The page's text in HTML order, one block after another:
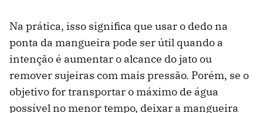
Na prática, isso significa que usar o dedo na
ponta da mangueira pode ser útil quando a
intenção é aumentar o alcance do jato ou
remover sujeiras com mais pressão. Porém, se o
objetivo for transportar o máximo de água
possível no menor tempo, deixar a mangueira